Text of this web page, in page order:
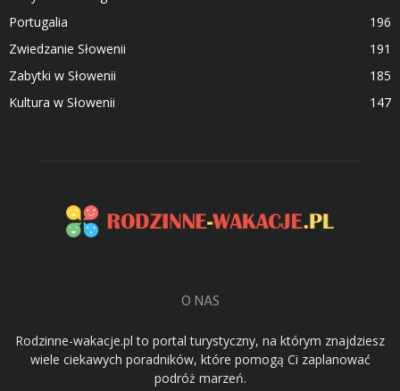
Portugalia
196
Zwiedzanie Słowenii
191
Zabytki w Słowenii
185
Kultura w Słowenii
147
O NAS
Rodzinne-wakacje.pl to portal turystyczny, na którym znajdziesz
wiele ciekawych poradników, które pomogą Ci zaplanować
podróż marzeń.